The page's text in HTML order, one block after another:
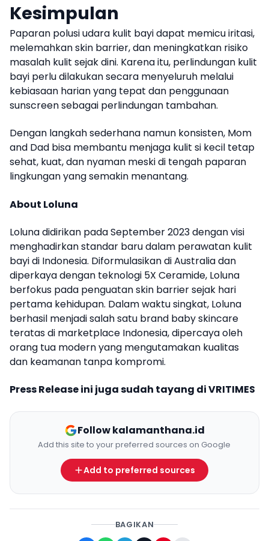
Kesimpulan
Paparan polusi udara kulit bayi dapat memicu iritasi,
melemahkan skin barrier, dan meningkatkan risiko
masalah kulit sejak dini. Karena itu, perlindungan kulit
bayi perlu dilakukan secara menyeluruh melalui
kebiasaan harian yang tepat dan penggunaan
sunscreen sebagai perlindungan tambahan.
Dengan langkah sederhana namun konsisten, Mom
and Dad bisa membantu menjaga kulit si kecil tetap
sehat, kuat, dan nyaman meski di tengah paparan
lingkungan yang semakin menantang.
About Loluna
Loluna didirikan pada September 2023 dengan visi
menghadirkan standar baru dalam perawatan kulit
bayi di Indonesia. Diformulasikan di Australia dan
diperkaya dengan teknologi 5X Ceramide, Loluna
berfokus pada penguatan skin barrier sejak hari
pertama kehidupan. Dalam waktu singkat, Loluna
berhasil menjadi salah satu brand baby skincare
teratas di marketplace Indonesia, dipercaya oleh
orang tua modern yang mengutamakan kualitas
dan keamanan tanpa kompromi.
Press Release ini juga sudah tayang diVRITIMES
Follow kalamanthana.id
Add this site to your preferred sources on Google
Add to preferred sources
BAGIKAN